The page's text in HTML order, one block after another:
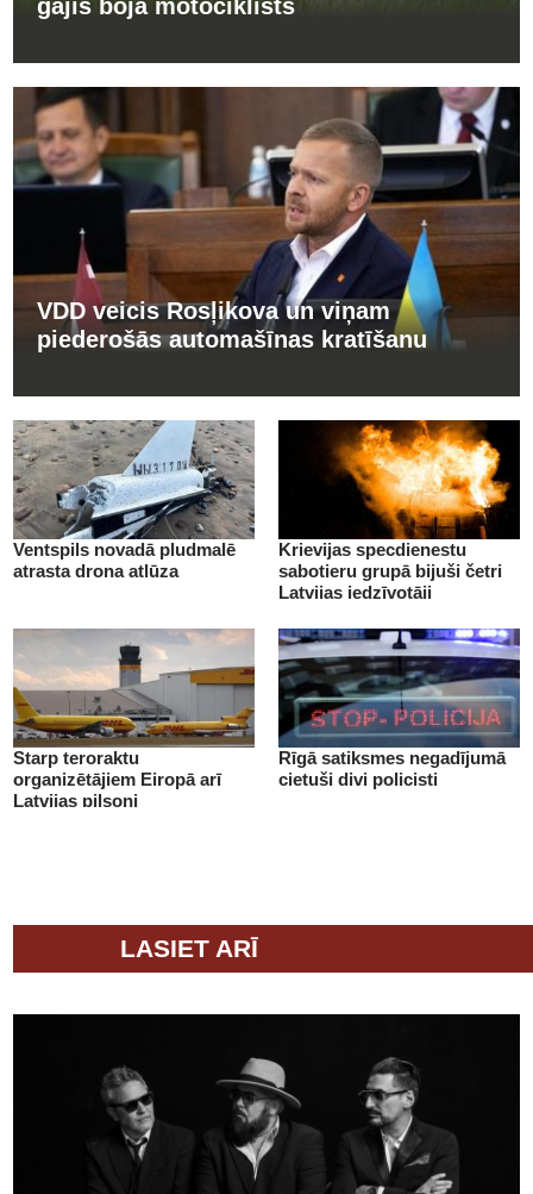
gājis bojā motociklists
VDD veicis Rosļikova un viņam
piederošās automašīnas kratīšanu
Ventspils novadā pludmalē
atrasta drona atlūza
Krievijas specdienestu
sabotieru grupā bijuši četri
Latvijas iedzīvotāji
Starp teroraktu
organizētājiem Eiropā arī
Latvijas pilsoņi
Rīgā satiksmes negadījumā
cietuši divi policisti
LASIET ARĪ